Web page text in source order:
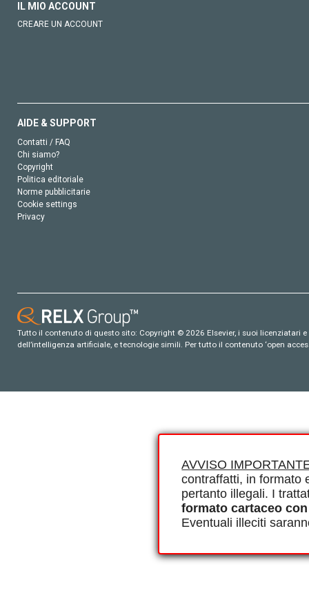
AVVISO
contraffatti, in formato
pertanto illegali. I
formato cartaceo
Eventuali illeciti
IL MIO ACCOUNT
CREARE UN ACCOUNT
AIDE & SUPPORT
Contatti / FAQ
Chi siamo?
Copyright
Politica editoriale
Norme pubblicitarie
Cookie settings
Privacy
Tutto il contenuto di questo sito: Copyright © 2026 Elsevier, i suoi
dell’intelligenza artificiale, e tecnologie simili. Per tutto il contenuto ‘open